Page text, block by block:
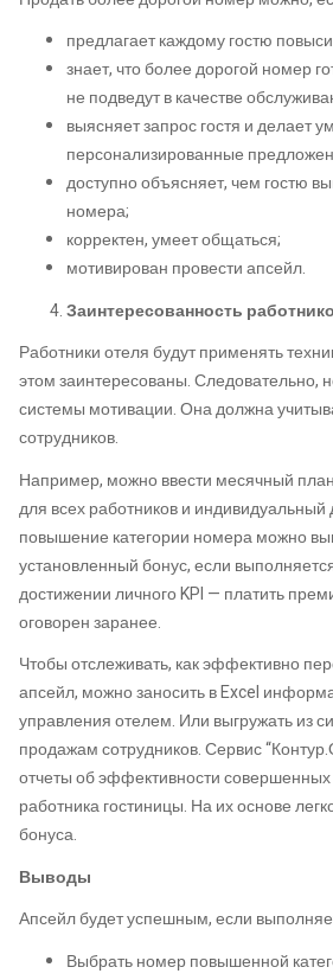
предлагает каждому гостю
знает, что более дорогой номер
не подведут в качестве
выясняет запрос гостя и делает
персонализированные
доступно объясняет, чем гостю
номера;
корректен, умеет общаться;
мотивирован провести апсейл.
Заинтересованность
Работники отеля будут применять
этом заинтересованы. Следовательно,
системы мотивации. Она должна
сотрудников.
Например, можно ввести месячный
для всех работников и индивидуальный
повышение категории номера можно
установленный бонус, если
достижении личного KPI — платить
оговорен заранее.
Чтобы отслеживать, как эффективно
апсейл, можно заносить в Excel
управления отелем. Или выгружать из
продажам сотрудников. Сервис
отчеты об эффективности
работника гостиницы. На их основе
бонуса.
Выводы
Апсейл будет успешным, если
Выбрать номер повышенной